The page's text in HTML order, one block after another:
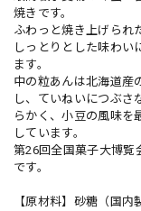
焼きです。
ふわっと焼き上げられ
しっとりとした味わい
ます。
中の粒あんは北海道産
し、ていねいにつぶさ
らかく、小豆の風味を
しています。
第26回全国菓子大博覧
です。
【原材料】砂糖（国